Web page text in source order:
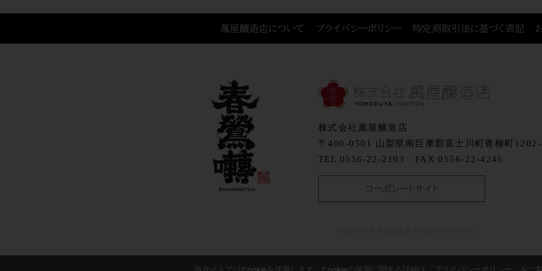
萬屋醸造店について プライバシーポリシー 特定商取引法に基づく表記
株式会社萬屋醸造店
〒400-0501 山梨県南巨摩郡富士川町青柳町1202-
TEL 0556-22-2103
FAX 0556-22-4245
コーポレートサイト